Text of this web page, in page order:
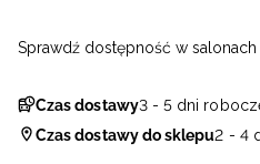
Czas dostawy3 - 5 dni
Czas dostawy do sklepu2 - 4
Sprawdź dostępność w salonach